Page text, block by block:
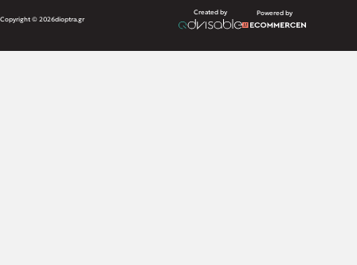
Copyright © 2026dioptra.gr
Created by Powered by